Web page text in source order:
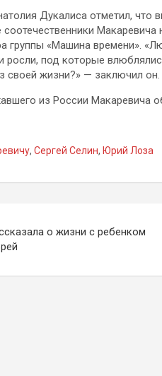
Дукалиса отметил,
группы «Машина времени».
росли, под которые
своей жизни?» — заключил он.
из России Макаревича
, Сергей Селин, Юрий Лоза
о жизни с ребенком